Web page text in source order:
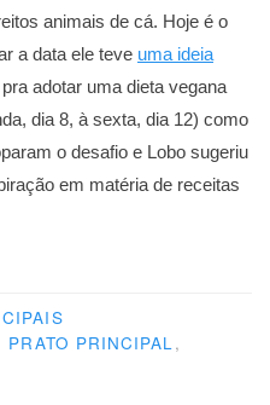
animais de cá. Hoje é o
a data ele teve uma ideia
adotar uma dieta vegana
dia 8, à sexta, dia 12) como
o desafio e Lobo sugeriu
em matéria de receitas
PRATO PRINCIPAL,